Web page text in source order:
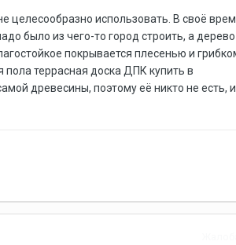
целесообразно использовать. В своё
было из чего-то город строить, а
покрывается плесенью и
террасная доска ДПК купить в
древесины, поэтому её никто не есть,